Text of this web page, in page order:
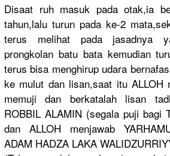
Disaat ruh masuk pada otak,ia
tahun,lalu turun pada ke-2
terus melihat pada jasadnya
prongkolan batu bata kemudian
terus bisa menghirup udara
ke mulut dan lisan,saat itu ALLOH
memuji dan berkatalahlisan tadi
ROBBIL ALAMIN (segala puji bagi
dan ALLOH menjawab
ADAM HADZA LAKA WALIDZURRI